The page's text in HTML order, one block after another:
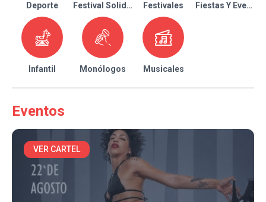
Deporte Festival Solidario Festivales Fiestas Y Eventos
Infantil Monólogos Musicales
Eventos
VER CARTEL